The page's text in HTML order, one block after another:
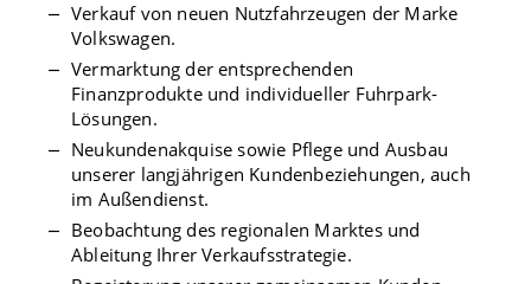
Verkauf von neuen Nutzfahrzeugen der Marke
Volkswagen.
Vermarktung der entsprechenden
Finanzprodukte und individueller Fuhrpark-
Lösungen.
Neukundenakquise sowie Pflege und Ausbau
unserer langjährigen Kundenbeziehungen, auch
im Außendienst.
Beobachtung des regionalen Marktes und
Ableitung Ihrer Verkaufsstrategie.